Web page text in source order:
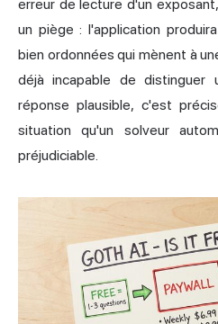
erreur de lecture d'un
un piège : l'application
bien ordonnées qui mènent à
déjà incapable de distinguer
réponse plausible, c'est
situation qu'un solveur
préjudiciable.